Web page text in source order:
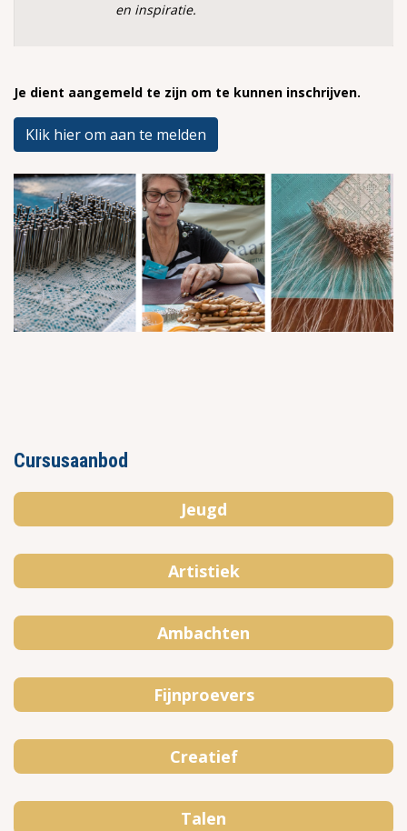
en inspiratie.
Je dient aangemeld te zijn om te kunnen inschrijven.
Klik hier om aan te melden
Cursusaanbod
Jeugd
Artistiek
Ambachten
Fijnproevers
Creatief
Talen